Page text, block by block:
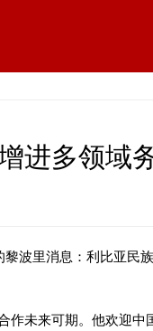
进多领域
波里消息：利比亚民
作未来可期。他欢迎